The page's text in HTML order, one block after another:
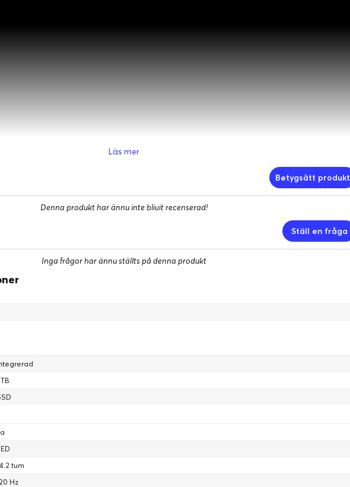
Läs mer
Betygsätt produkt
Denna produkt har ännu inte blivit recenserad!
Ställ en fråga
Inga frågor har ännu ställts på denna produkt
TB
tum
Hz